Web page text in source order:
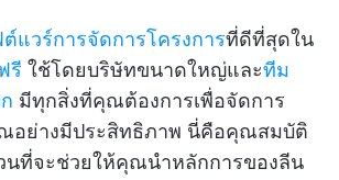
แวร์การจัดการโครงการที่ดีที่สุดใน
รี ใช้โดยบริษัทขนาดใหญ่และทีม
มีทุกสิ่งที่คุณต้องการเพื่อจัดการ
อย่างมีประสิทธิภาพ นี่คือคุณสมบัติ
นที่จะช่วยให้คุณนำหลักการของลีน